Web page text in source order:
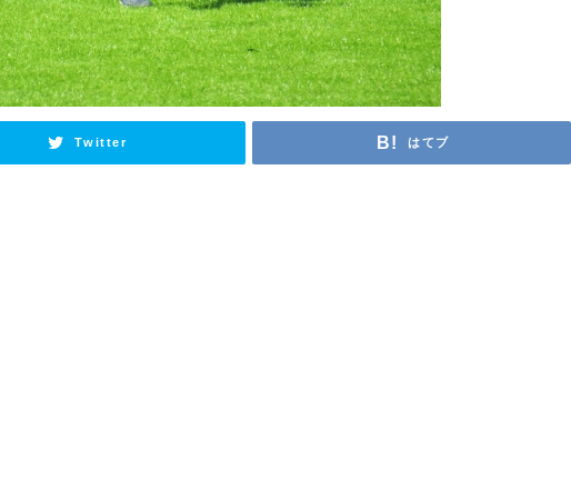
Twitter はてブ